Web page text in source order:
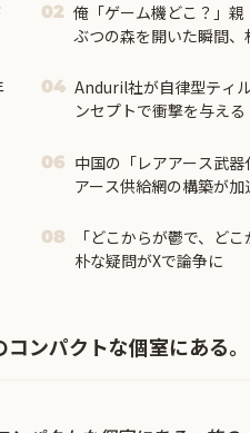
02 俺「ゲーム機どこ？」
ぶつの森を開いた瞬間
04 Anduril社が自律型ティ
ンセプトで衝撃を与える
06 中国の「レアアース武
アース供給網の構築が
08
「どこからが鬱で、ど
朴な疑問がXで論争に
ンパクトな個室にある。